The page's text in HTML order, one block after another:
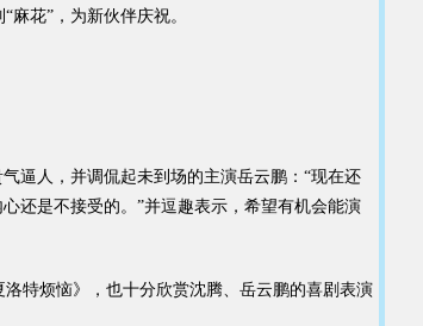
花”，为新伙伴庆祝。
逼人，并调侃起未到场的主演岳云鹏：“现在还
还是不接受的。”并逗趣表示，希望有机会能演
特烦恼》，也十分欣赏沈腾、岳云鹏的喜剧表演